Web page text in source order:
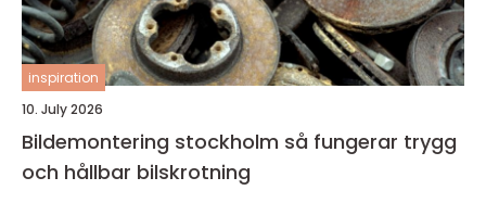
inspiration
10. July 2026
Bildemontering stockholm så fungerar trygg
och hållbar bilskrotning